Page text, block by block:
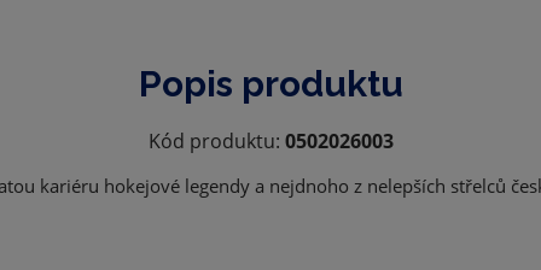
Popis produktu
Kód produktu: 0502026003K
d
kariéru hokejové legendy a nejdnoho z nelepších střelců